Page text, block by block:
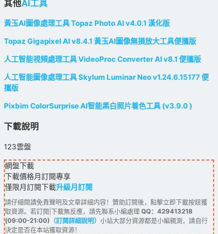
其他AI工具
黃玉AI圖像處理工具 Topaz Photo AI v4.0.1 漢化版
Topaz Gigapixel AI v8.4.1 黃玉AI圖像無損放大工具便攜版
人工智能視頻處理工具 VideoProc Converter AI v8.1 便攜版
人工智能圖像處理工具 Skylum Luminar Neo v1.24.6.15177 便
攜版
Pixbim ColorSurprise AI智能黑白照片着色工具 (v3.9.0 )
下載說明
123雲盤
網盤下載
下載價格月訂閱專享
僅限月訂閱下載升級月訂閱
請仔細閱讀免責聲明及文章詳細内容！贊助訂閱後，點擊立即下載按鈕獲
取資源。若訂閱|下載無反應，請先聯系小編處理 QQ：429413218
(09:00-21:00) （訂閱詳細說明） 小站大部分資源都是小編親測，請自行
決定是否在本站獲取資源！